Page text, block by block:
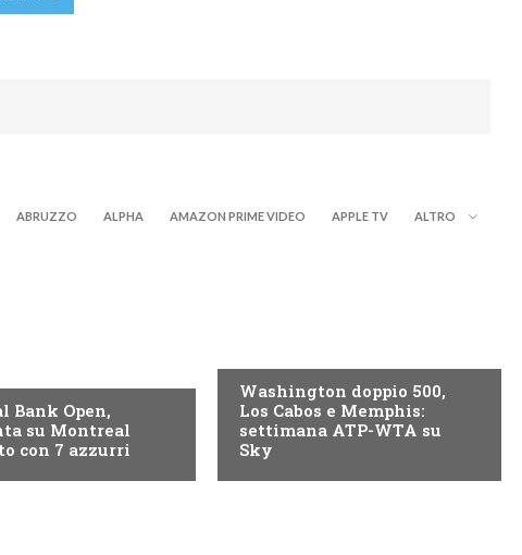
ABRUZZO ALPHA AMAZON PRIME VIDEO APPLE TV ALTRO
Bank Open,
su Montreal
con 7 azzurri
Washington doppio 500,
Los Cabos e Memphis:
settimana ATP-WTA su
Sky